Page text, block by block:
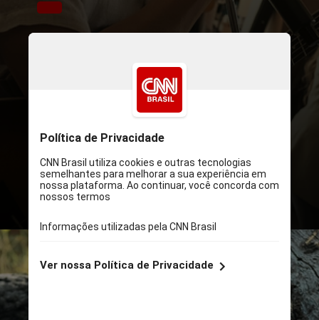
primeiros atores de ascendência
asiática a vencer em suas categorias